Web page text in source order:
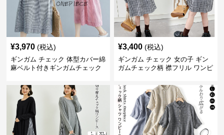
¥3,970 (税込)
ギンガム チェック 体型カバー綿
麻ベルト付きギンガムチェック
¥3,400 (税込)
ギンガム チェック 女の子 ギン
ガムチェック柄 襟フリル ワンピ